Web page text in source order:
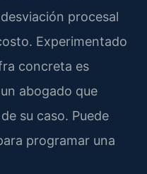
procesal
Experimentado
concreta es
abogado que
su caso. Puede
programar una